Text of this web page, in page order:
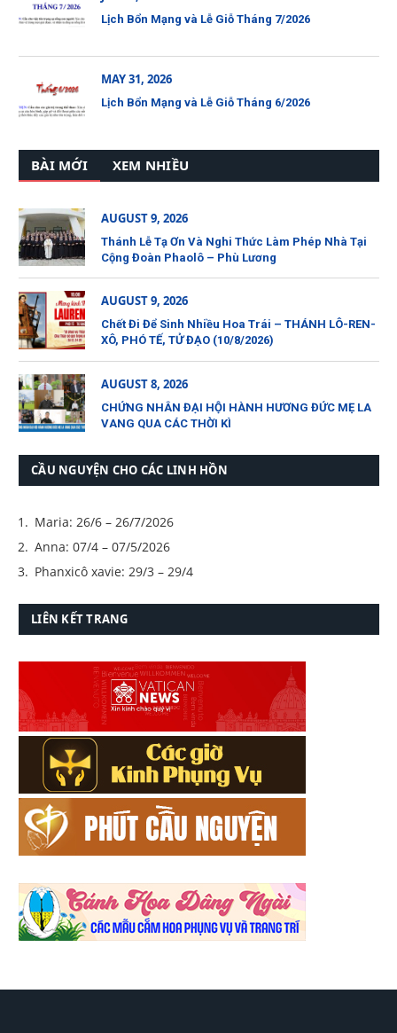
Lịch Bổn Mạng và Lễ Giỗ Tháng 7/2026
MAY 31, 2026
Lịch Bổn Mạng và Lễ Giỗ Tháng 6/2026
BÀI MỚI XEM NHIỀU
AUGUST 9, 2026
Thánh Lễ Tạ Ơn Và Nghi Thức Làm Phép Nhà Tại
Cộng Đoàn Phaolô – Phù Lương
AUGUST 9, 2026
Chết Đi Để Sinh Nhiều Hoa Trái – THÁNH LÔ-REN-
XÔ, PHÓ TẾ, TỬ ĐẠO (10/8/2026)
AUGUST 8, 2026
CHỨNG NHÂN ĐẠI HỘI HÀNH HƯƠNG ĐỨC MẸ LA
VANG QUA CÁC THỜI KÌ
CẦU NGUYỆN CHO CÁC LINH HỒN
Maria: 26/6 – 26/7/2026
Anna: 07/4 – 07/5/2026
Phanxicô xavie: 29/3 – 29/4
LIÊN KẾT TRANG